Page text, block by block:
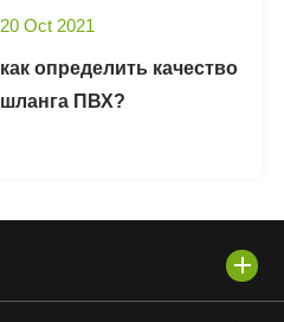
20 Oct 2021
как определить качество
шланга ПВХ?